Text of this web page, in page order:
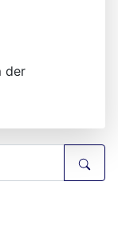
der